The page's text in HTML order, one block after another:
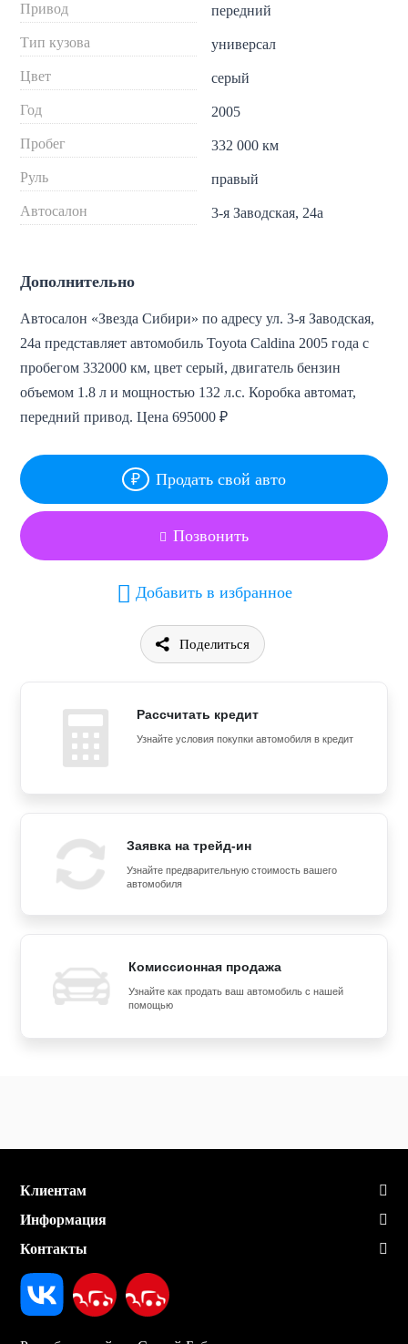
Привод передний
Тип кузова универсал
Цвет серый
Год 2005
Пробег 332 000 км
Руль правый
Автосалон 3-я Заводская, 24а
Дополнительно
Автосалон «Звезда Сибири» по адресу ул. 3-я Заводская,
24а представляет автомобиль Toyota Caldina 2005 года с
пробегом 332000 км, цвет серый, двигатель бензин
объемом 1.8 л и мощностью 132 л.с. Коробка автомат,
передний привод. Цена 695000 ₽
Продать свой авто
Позвонить
Добавить в избранное
Поделиться
Рассчитать кредит
Узнайте условия покупки автомобиля в кредит
Заявка на трейд-ин
Узнайте предварительную стоимость вашего
автомобиля
Комиссионная продажа
Узнайте как продать ваш автомобиль с нашей
помощью
Клиентам
Информация
Контакты